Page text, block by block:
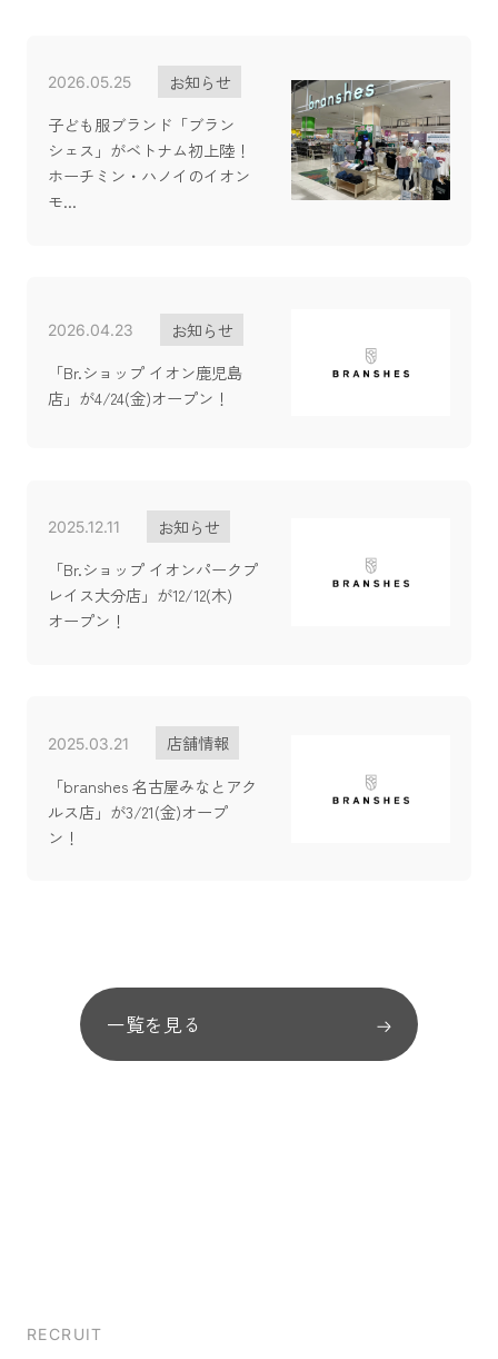
2026.05.25
お知らせ
子ども服ブランド「ブラン
シェス」がベトナム初上陸！
ホーチミン・ハノイのイオン
モ...
2026.04.23
お知らせ
「Br.ショップ イオン鹿児島
店」が4/24(金)オープン！
2025.12.11
お知らせ
「Br.ショップ イオンパークプ
レイス大分店」が12/12(木)
オープン！
2025.03.21
店舗情報
「branshes 名古屋みなとアク
ルス店」が3/21(金)オープ
ン！
一覧を見る
RECRUIT